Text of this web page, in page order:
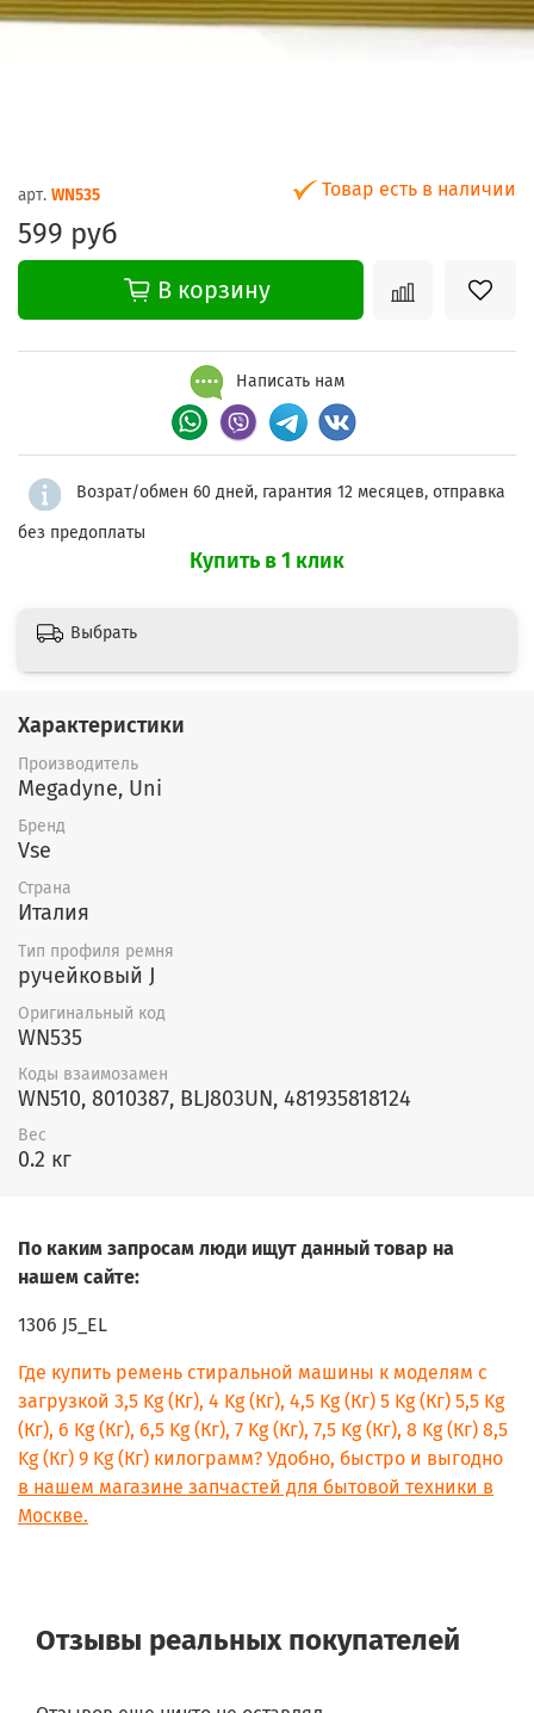
арт. WN535 Товар есть в наличии
599 руб
В корзину
Написать нам
Возрат/обмен 60 дней, гарантия 12 месяцев, отправка
без предоплаты
Купить в 1 клик
Выбрать
Характеристики
Производитель
Megadyne, Uni
Бренд
Vse
Страна
Италия
Тип профиля ремня
ручейковый J
Оригинальный код
WN535
Коды взаимозамен
WN510, 8010387, BLJ803UN, 481935818124
Вес
0.2 кг
По каким запросам люди ищут данный товар на
нашем сайте:
1306 J5_EL
Где купить ремень стиральной машины к моделям с
загрузкой 3,5 Kg (Кг), 4 Kg (Кг), 4,5 Kg (Кг) 5 Kg (Кг) 5,5 Kg
(Кг), 6 Kg (Кг), 6,5 Kg (Кг), 7 Kg (Кг), 7,5 Kg (Кг), 8 Kg (Кг) 8,5
Kg (Кг) 9 Kg (Кг) килограмм? Удобно, быстро и выгодно
в нашем магазине запчастей для бытовой техники в
Москве.
Отзывы реальных покупателей